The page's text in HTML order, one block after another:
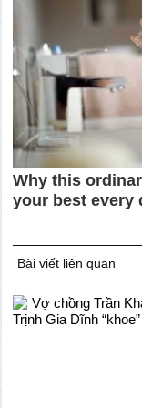
Bài viết liên quan